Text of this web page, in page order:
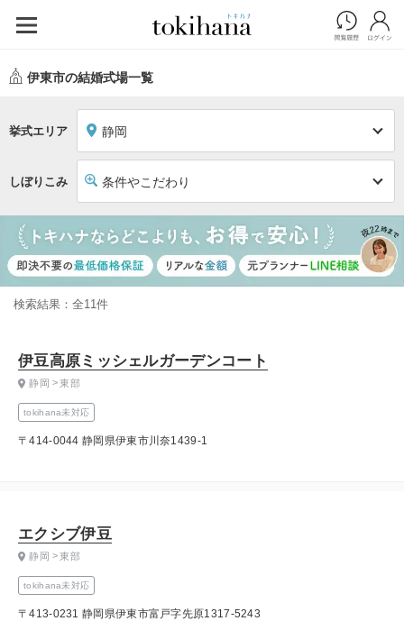
伊東市の結婚式場一覧
挙式エリア 静岡
しぼりこみ 条件やこだわり
検索結果：全11件
伊豆高原ミッシェルガーデンコート
tokihana未対応
〒414-0044 静岡県伊東市川奈1439-1
静岡 東部
エクシブ伊豆
tokihana未対応
〒413-0231 静岡県伊東市富戸字先原1317-5243
静岡 東部